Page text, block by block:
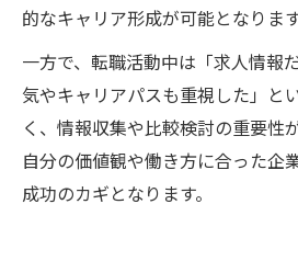
的なキャリア形成が可能となります
一方で、転職活動中は「求人情報
気やキャリアパスも重視した」と
く、情報収集や比較検討の重要性
自分の価値観や働き方に合った企
成功のカギとなります。